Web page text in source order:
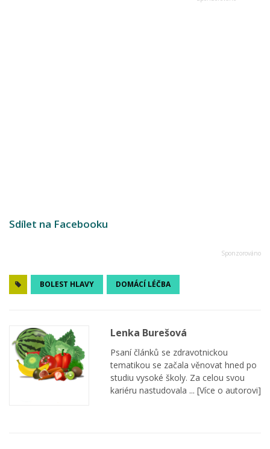
Sdílet na Facebooku
BOLEST HLAVY DOMÁCÍ LÉČBA
Lenka Burešová
Psaní článků se zdravotnickou
tematikou se začala věnovat hned po
studiu vysoké školy. Za celou svou
kariéru nastudovala ... [Více o autorovi]